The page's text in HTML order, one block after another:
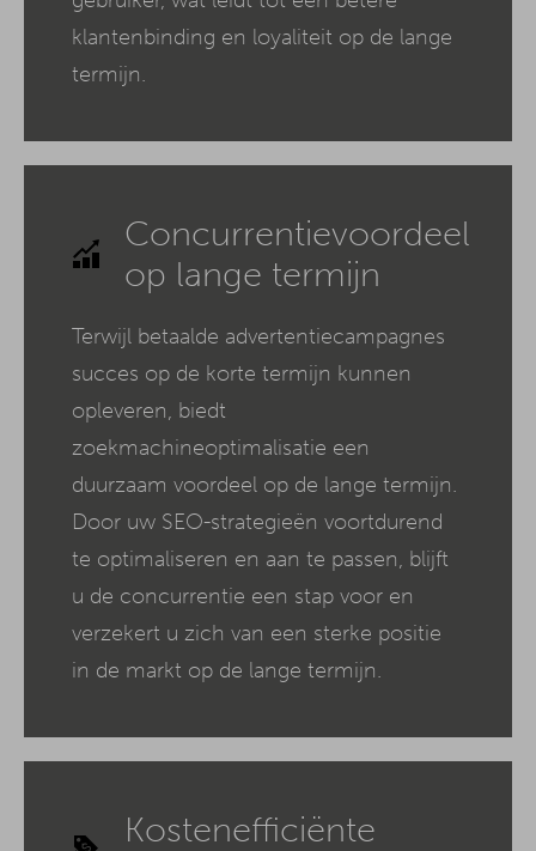
klantenbinding en loyaliteit op de lange
termijn.
Concurrentievoordeel
op lange termijn
Terwijl betaalde advertentiecampagnes
succes op de korte termijn kunnen
opleveren, biedt
zoekmachineoptimalisatie een
duurzaam voordeel op de lange termijn.
Door uw SEO-strategieën voortdurend
te optimaliseren en aan te passen, blijft
u de concurrentie een stap voor en
verzekert u zich van een sterke positie
in de markt op de lange termijn.
Kostenefficiënte